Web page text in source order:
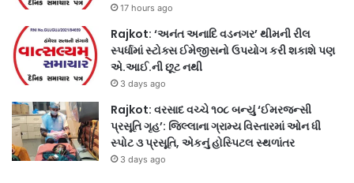
17 hours ago
Rajkot: ‘અનંત અનાદિ વડનગર’ થીમની રીલ
સ્પર્ધામાં સ્ટોક્સ ઈમેજીસનો ઉપયોગ કરી શકાશે પણ
એ.આઈ.ની છૂટ નથી
3 days ago
Rajkot: વરસાદ વચ્ચે ૧૦૮ બન્યું ‘ઈમરજન્સી
પ્રસૂતિ ગૃહ’: જિલ્લાના ગ્રામ્ય વિસ્તારમાં ઓન ધી
સ્પોટ ૩ પ્રસૂતિ, એકનું હોસ્પિટલ સ્થળાંતર
3 days ago